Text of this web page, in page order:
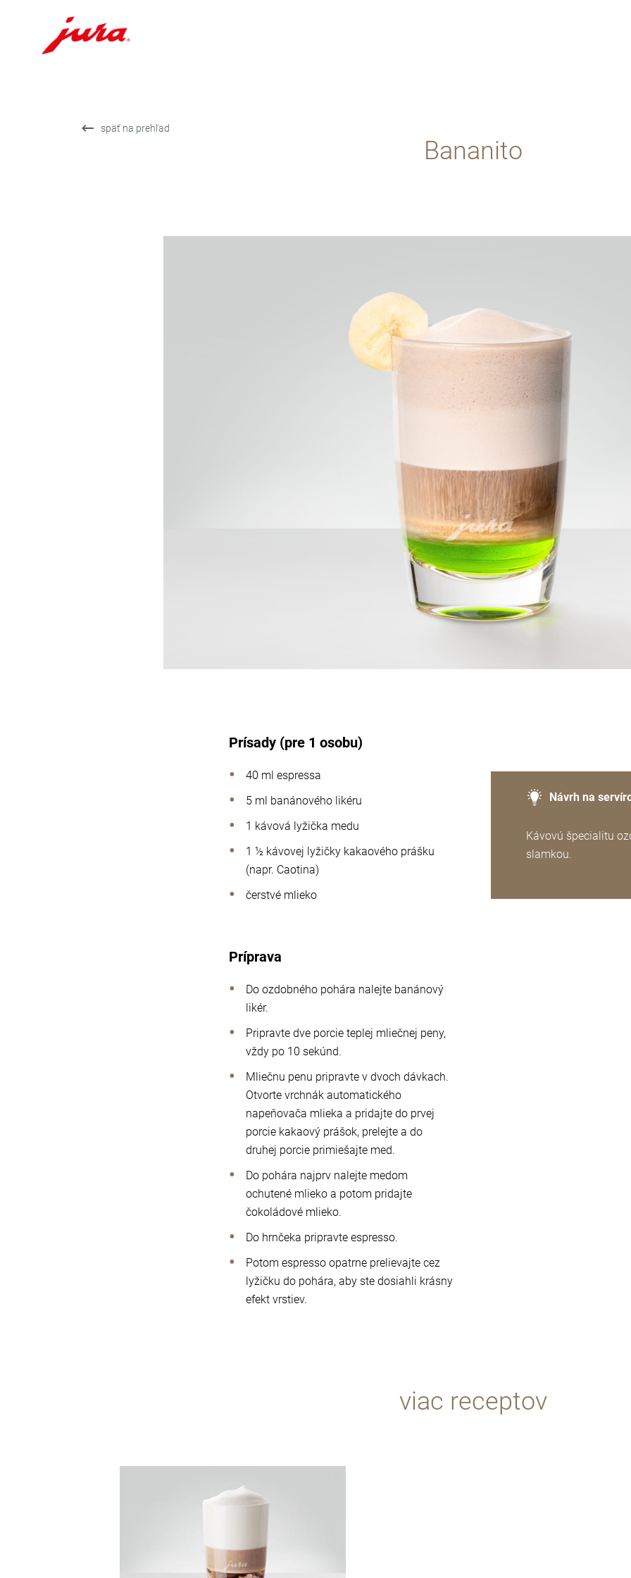
späť na prehľad
Bananito
Prísady (pre 1 osobu)
40 ml espressa
5 ml banánového likéru
1 kávová lyžička medu
1 ½ kávovej lyžičky kakaového prášku
(napr. Caotina)
čerstvé mlieko
Príprava
Do ozdobného pohára nalejte banánový
likér.
Pripravte dve porcie teplej mliečnej peny,
vždy po 10 sekúnd.
Mliečnu penu pripravte v dvoch dávkach.
Otvorte vrchnák automatického
napeňovača mlieka a pridajte do prvej
porcie kakaový prášok, prelejte a do
druhej porcie primiešajte med.
Do pohára najprv nalejte medom
ochutené mlieko a potom pridajte
čokoládové mlieko.
Do hrnčeka pripravte espresso.
Potom espresso opatrne prelievajte cez
lyžičku do pohára, aby ste dosiahli krásny
efekt vrstiev.
Návrh na
Kávovú špecialitu
slamkou.
viac receptov